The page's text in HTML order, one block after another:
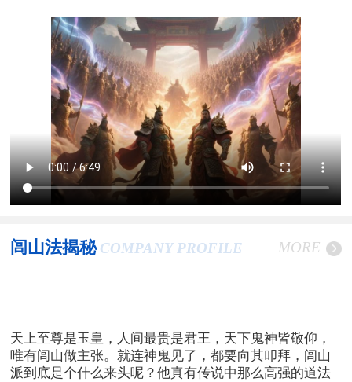
闾山法揭秘 COMPANY PROFILE MORE
天上至尊是玉皇，人间最贵是君王，天下鬼神皆敬仰，
唯有闾山做主张。就连神鬼见了，都要向其叩拜，闾山
派到底是个什么来头呢？他真有传说中那么高强的道法